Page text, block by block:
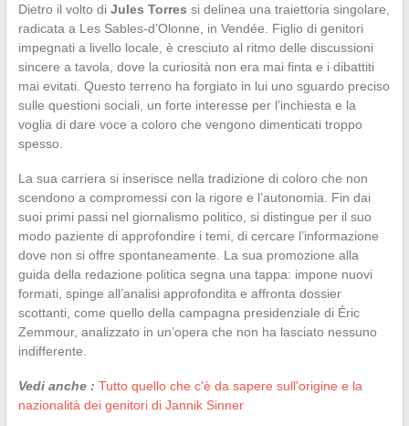
Dietro il volto di Jules Torres si delinea una traiettoria singolare,
radicata a Les Sables-d’Olonne, in Vendée. Figlio di genitori
impegnati a livello locale, è cresciuto al ritmo delle discussioni
sincere a tavola, dove la curiosità non era mai finta e i dibattiti
mai evitati. Questo terreno ha forgiato in lui uno sguardo preciso
sulle questioni sociali, un forte interesse per l’inchiesta e la
voglia di dare voce a coloro che vengono dimenticati troppo
spesso.
La sua carriera si inserisce nella tradizione di coloro che non
scendono a compromessi con la rigore e l’autonomia. Fin dai
suoi primi passi nel giornalismo politico, si distingue per il suo
modo paziente di approfondire i temi, di cercare l’informazione
dove non si offre spontaneamente. La sua promozione alla
guida della redazione politica segna una tappa: impone nuovi
formati, spinge all’analisi approfondita e affronta dossier
scottanti, come quello della campagna presidenziale di Éric
Zemmour, analizzato in un’opera che non ha lasciato nessuno
indifferente.
Vedi anche : Tutto quello che c'è da sapere sull'origine e la
nazionalità dei genitori di Jannik Sinner